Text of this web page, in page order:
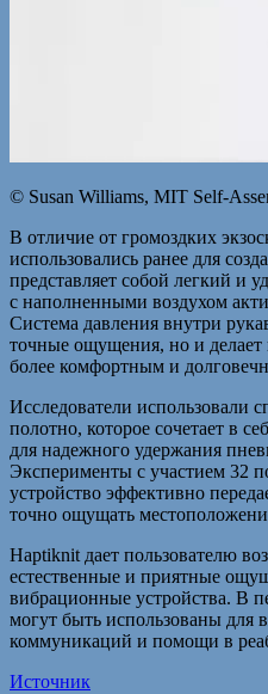
© Susan Williams, MIT Self-
В отличие от громоздких
использовались ранее для
представляет собой легкий и
с наполненными воздухом
Система давления внутри
точные ощущения, но и делает
более комфортным и
Исследователи использовали
полотно, которое сочетает в
для надежного удержания
Эксперименты с участием 32
устройство эффективно
точно ощущать
Haptiknit дает пользователю
естественные и приятные
вибрационные устройства. В
могут быть использованы для
коммуникаций и помощи в
Источник